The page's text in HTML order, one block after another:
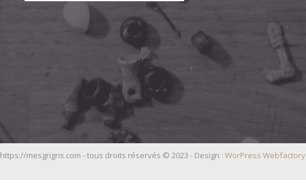
https://mesgrigris.com - tous droits réservés © 2023 - Design : WorPress Webfactory